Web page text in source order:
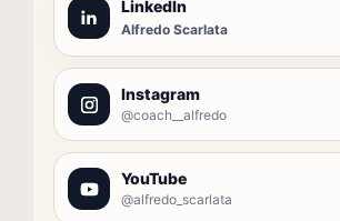
LinkedIn
Alfredo Scarlata
Instagram
@coach__alfredo
YouTube
@alfredo_scarlata